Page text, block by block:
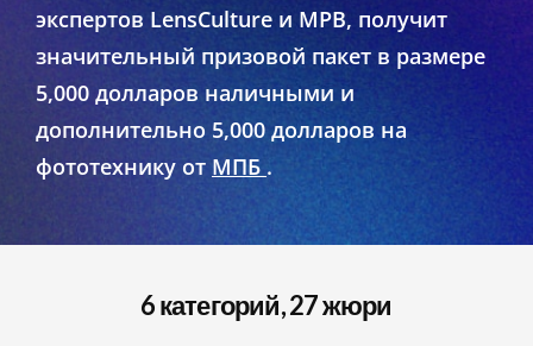
экспертов LensCulture и MPB, получит
значительный призовой пакет в размере
5,000 долларов наличными и
дополнительно 5,000 долларов на
фототехнику от МПБ .
6 категорий, 27 жюри